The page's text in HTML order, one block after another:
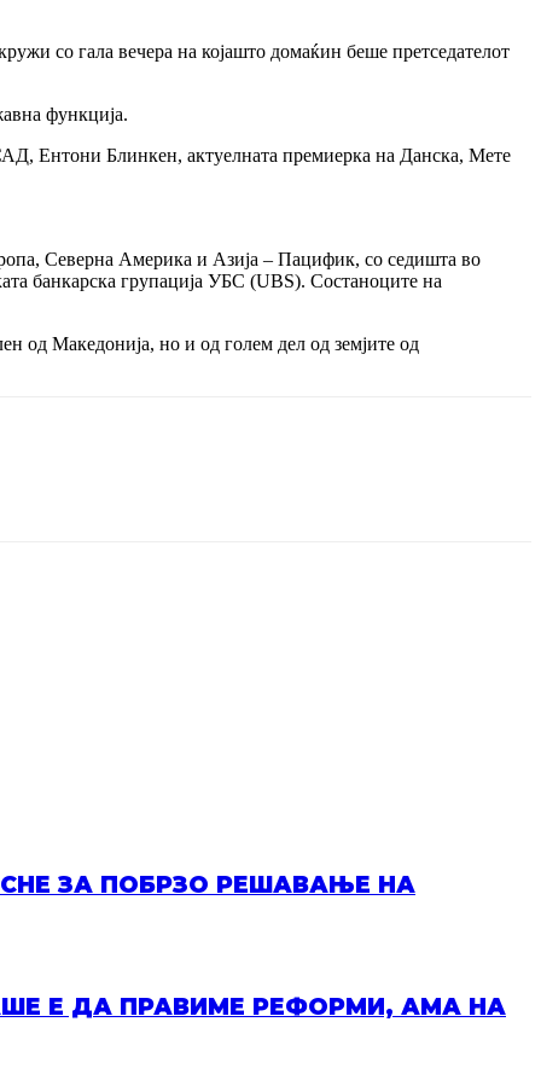
со гала вечера на којашто домаќин беше претседателот
функција.
Ентони Блинкен, актуелната премиерка на Данска, Мете
Северна Америка и Азија – Пацифик, со седишта во
банкарска групација УБС (UBS). Состаноците на
од Македонија, но и од голем дел од земјите од
ЗА ПОБРЗО РЕШАВАЊЕ НА
Е ДА ПРАВИМЕ РЕФОРМИ, АМА НА